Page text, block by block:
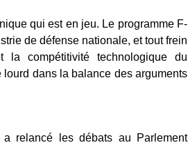
qui est en jeu. Le programme F-
de défense nationale, et tout frein
la compétitivité technologique du
dans la balance des arguments
relancé les débats au Parlement